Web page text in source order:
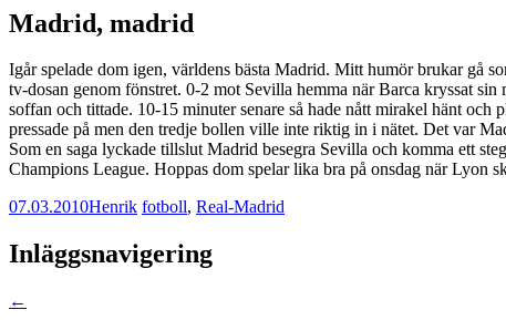
Madrid, madrid
Igår spelade dom igen, världens bästa Madrid. Mitt humör brukar gå
tv-dosan genom fönstret. 0-2 mot Sevilla hemma när Barca kryssat
soffan och tittade. 10-15 minuter senare så hade nått mirakel hänt
pressade på men den tredje bollen ville inte riktig in i nätet. Det var
Som en saga lyckade tillslut Madrid besegra Sevilla och komma ett
Champions League. Hoppas dom spelar lika bra på onsdag när Lyon
07.03.2010Henrik fotboll, Real-Madrid
Inläggsnavigering
←